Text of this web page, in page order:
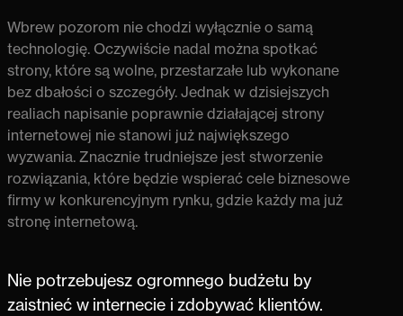
Wbrew pozorom nie chodzi wyłącznie o samą
technologię. Oczywiście nadal można spotkać
strony, które są wolne, przestarzałe lub wykonane
bez dbałości o szczegóły. Jednak w dzisiejszych
realiach napisanie poprawnie działającej strony
internetowej nie stanowi już największego
wyzwania. Znacznie trudniejsze jest stworzenie
rozwiązania, które będzie wspierać cele biznesowe
firmy w konkurencyjnym rynku, gdzie każdy ma już
stronę internetową.
Nie potrzebujesz ogromnego budżetu by
zaistnieć w internecie i zdobywać klientów.